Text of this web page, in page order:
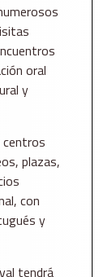
oral
y
centros
plazas,
con
y
tendrá